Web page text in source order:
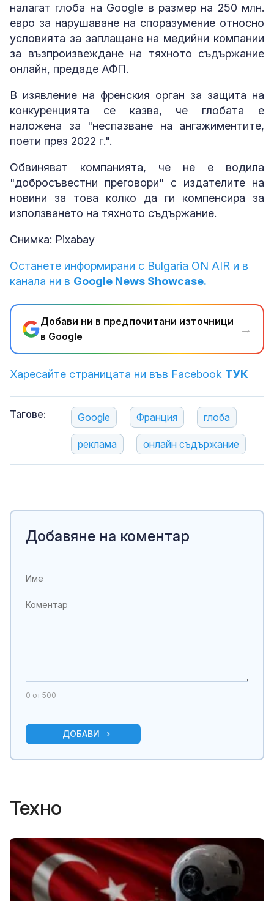
налагат глоба на Google в размер на 250 млн.
евро за нарушаване на споразумение относно
условията за заплащане на медийни компании
за възпроизвеждане на тяхното съдържание
онлайн, предаде АФП.
В изявление на френския орган за защита на
конкуренцията се казва, че глобата е
наложена за "неспазване на ангажиментите,
поети през 2022 г.".
Обвиняват компанията, че не е водила
"добросъвестни преговори" с издателите на
новини за това колко да ги компенсира за
използването на тяхното съдържание.
Снимка: Pixabay
Останете информирани с Bulgaria ON AIR и в
канала ни в Google News Showcase.
Добави ни в предпочитани източници
в Google
→
Харесайте страницата ни във Facebook ТУК
Тагове: Google Франция глоба
реклама онлайн съдържание
Добавяне на коментар
0 от 500
ДОБАВИ
Техно